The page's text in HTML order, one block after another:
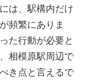
は、駅構内だけ
頻繁にありま
た行動が必要と
相模原駅周辺で
き点と言えるで